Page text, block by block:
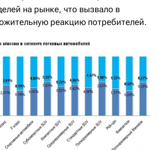
на рынке, что вызвало в
реакцию потребителей.